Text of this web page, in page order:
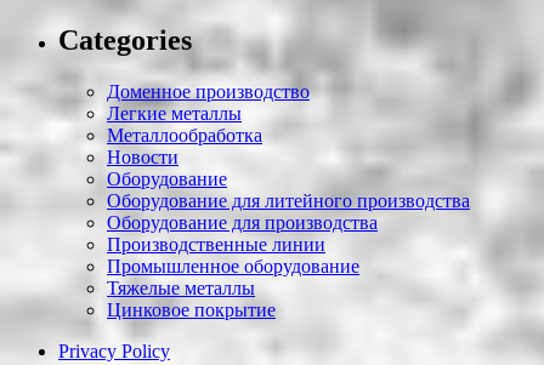
Categories
Доменное производство
Легкие металлы
Металлообработка
Новости
Оборудование
Оборудование для литейного производства
Оборудование для производства
Производственные линии
Промышленное оборудование
Тяжелые металлы
Цинковое покрытие
Privacy Policy